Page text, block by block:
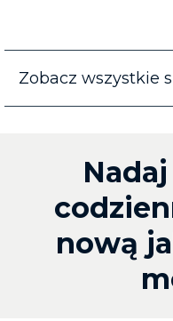
Zobacz wszystkie
nową